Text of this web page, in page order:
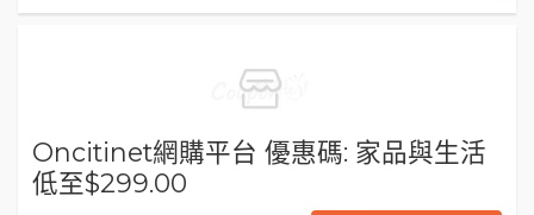
Oncitinet網購平台 優惠碼: 家品與生活
低至$299.00